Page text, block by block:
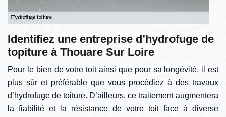
Identifiez une entreprise d’hydrofuge de
topiture à Thouare Sur Loire
Pour le bien de votre toit ainsi que pour sa longévité, il est
plus sûr et préférable que vous procédiez à des travaux
d’hydrofuge de toiture. D’ailleurs, ce traitement augmentera
la fiabilité et la résistance de votre toit face à diverse